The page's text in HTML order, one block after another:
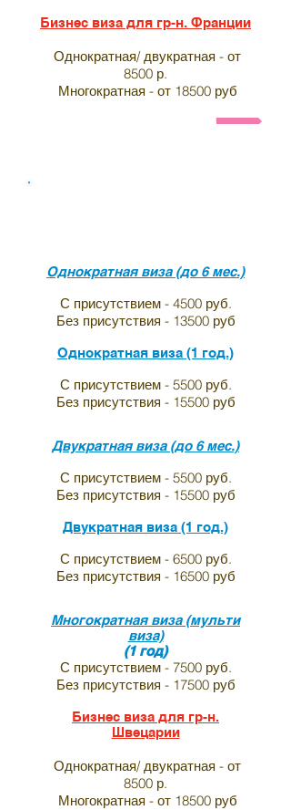
Бизнес виза для гр-н. Франции
Однократная/ двукратная - от
8500 р.
Многократная - от 18500 руб
Анкета и список необходимых
Однократная виза (до 6 мес.)
С присутствием - 4500 руб.
Без присутствия - 13500 руб
Однократная виза (1 год.)
С присутствием - 5500 руб.
Без присутствия - 15500 руб
Двукратная виза (до 6 мес.)
С присутствием - 5500 руб.
Без присутствия - 15500 руб
Двукратная виза (1 год.)
С присутствием - 6500 руб.
Без присутствия - 16500 руб
Многократная виза (мульти
виза)
(1 год)
С присутствием - 7500 руб.
Без присутствия - 17500 руб
Бизнес виза для гр-н.
Швецарии
Однократная/ двукратная - от
8500 р.
Многократная - от 18500 руб